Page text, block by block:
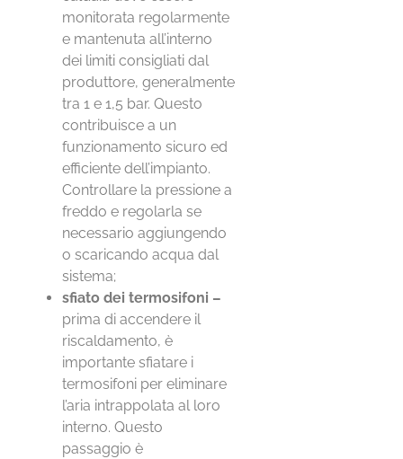
monitorata regolarmente
e mantenuta all’interno
dei limiti consigliati dal
produttore, generalmente
tra 1 e 1,5 bar. Questo
contribuisce a un
funzionamento sicuro ed
efficiente dell’impianto.
Controllare la pressione a
freddo e regolarla se
necessario aggiungendo
o scaricando acqua dal
sistema;
sfiato dei termosifoni –
prima di accendere il
riscaldamento, è
importante sfiatare i
termosifoni per eliminare
l’aria intrappolata al loro
interno. Questo
passaggio è